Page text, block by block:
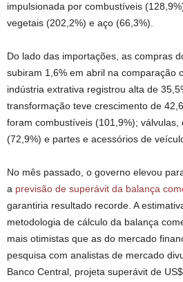
impulsionada por combustíveis
vegetais (202,2%) e aço (66,3%).
Do lado das importações, as compras
subiram 1,6% em abril na comparação
indústria extrativa registrou alta de
transformação teve crescimento de
foram combustíveis (101,9%); válvulas,
(72,9%) e partes e acessórios de
No mês passado, o governo elevou
a previsão de superávit da balança
garantiria resultado recorde. A
metodologia de cálculo da balança
mais otimistas que as do mercado
pesquisa com analistas de mercado
Banco Central, projeta superávit de